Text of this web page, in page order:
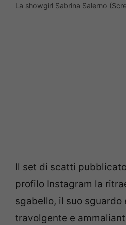
La showgirl Sabrina Salerno
Il set di scatti
profilo Instagram la
sgabello, il suo sguardo
travolgente e